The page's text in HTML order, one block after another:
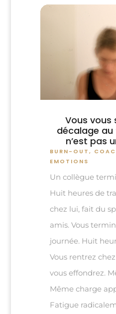
Vous vous
décalage au
n’est pas
BURN-OUT,
EMOTIONS
Un collègue
Huit heures de
chez lui, fait du
amis. Vous
journée. Huit
Vous rentrez
vous effondrez.
Même charge
Fatigue